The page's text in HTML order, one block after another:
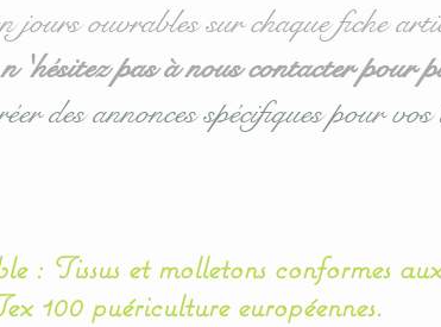
jours ouvrables sur chaque fiche
'hésitez pas à nous contacter pour
des annonces spécifiques pour vos
: Tissus et molletons conformes
100 puériculture européennes.